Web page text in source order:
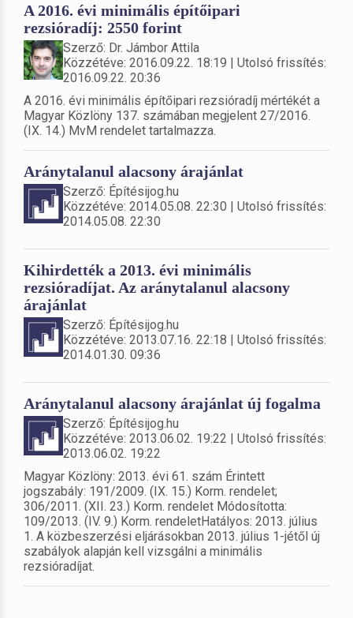
A 2016. évi minimális építőipari
rezsióradíj: 2550 forint
Szerző: Dr. Jámbor Attila
Közzétéve: 2016.09.22. 18:19 | Utolsó frissítés:
2016.09.22. 20:36
A 2016. évi minimális építőipari rezsióradíj mértékét a
Magyar Közlöny 137. számában megjelent 27/2016.
(IX. 14.) MvM rendelet tartalmazza.
Aránytalanul alacsony árajánlat
Szerző: Építésijog.hu
Közzétéve: 2014.05.08. 22:30 | Utolsó frissítés:
2014.05.08. 22:30
Kihirdették a 2013. évi minimális
rezsióradíjat. Az aránytalanul alacsony
árajánlat
Szerző: Építésijog.hu
Közzétéve: 2013.07.16. 22:18 | Utolsó frissítés:
2014.01.30. 09:36
Aránytalanul alacsony árajánlat új fogalma
Szerző: Építésijog.hu
Közzétéve: 2013.06.02. 19:22 | Utolsó frissítés:
2013.06.02. 19:22
Magyar Közlöny: 2013. évi 61. szám Érintett
jogszabály: 191/2009. (IX. 15.) Korm. rendelet;
306/2011. (XII. 23.) Korm. rendelet Módosította:
109/2013. (IV. 9.) Korm. rendeletHatályos: 2013. július
1. A közbeszerzési eljárásokban 2013. július 1-jétől új
szabályok alapján kell vizsgálni a minimális
rezsióradíjat.